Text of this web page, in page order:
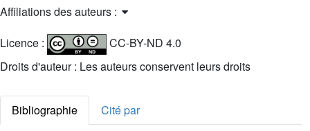
Affiliations des auteurs :
Licence :
CC-BY-ND 4.0
Droits d'auteur : Les auteurs conservent leurs droits
Bibliographie
Cité par